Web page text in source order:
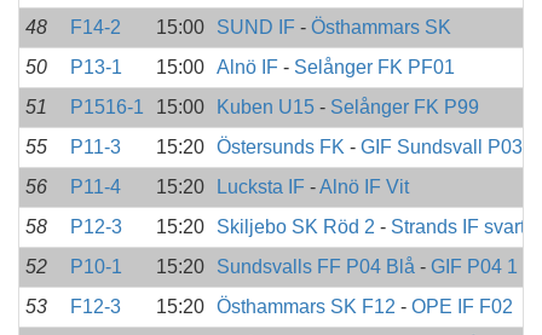
48
F14-2 15:00 SUND IF - Östhammars SK
50
P13-1 15:00 Alnö IF - Selånger FK PF01
51
P1516-1 15:00 Kuben U15 - Selånger FK P99
55
P11-3 15:20 Östersunds FK - GIF Sundsvall P03
56
P11-4 15:20 Lucksta IF -Alnö IF Vit
58
P12-3 15:20 Skiljebo SK Röd 2 - Strands IF svart
52
P10-1 15:20 Sundsvalls FF P04 Blå - GIF P04 1
53
F12-3 15:20 Östhammars SK F12 - OPE IF F02